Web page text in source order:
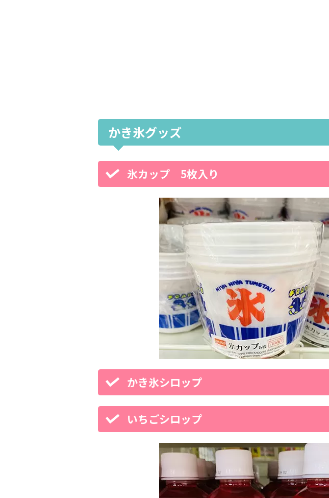
かき氷グッズ
氷カップ 5枚入り
かき氷シロップ
いちごシロップ